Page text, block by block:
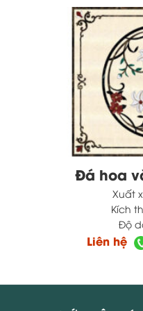
Đá hoa
Xuất
Kích
Độ
Liên hệ